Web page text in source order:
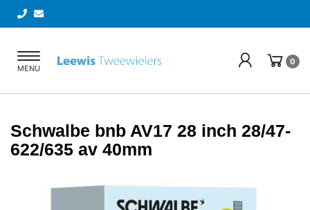
Toggle
navigation
MENU
0
Schwalbe bnb AV17 28 inch 28/47-
622/635 av 40mm